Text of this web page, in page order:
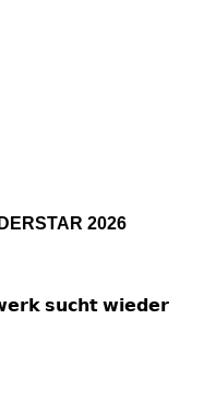
2026
𝘀𝘂𝗰𝗵𝘁 𝘄𝗶𝗲𝗱𝗲𝗿